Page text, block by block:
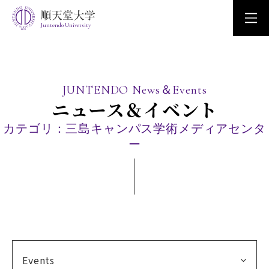
Juntendo University
JUNTENDO News＆Events
ニュース＆イベント
カテゴリ：三島キャンパス学術メディアセンタ
ー
Events